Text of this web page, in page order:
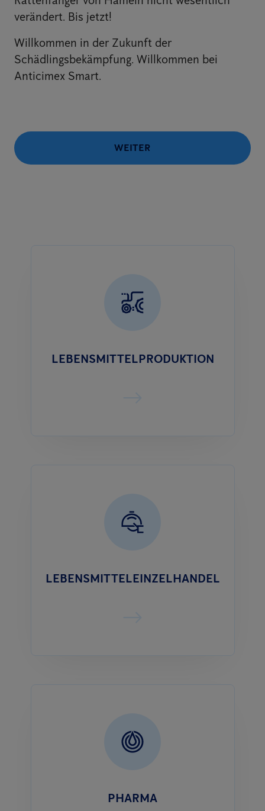
verändert. Bis jetzt!
Willkommen in der Zukunft der
Schädlingsbekämpfung. Willkommen bei
Anticimex Smart.
WEITER
LEBENSMITTELPRODUKTION
LEBENSMITTELEINZELHANDEL
PHARMA